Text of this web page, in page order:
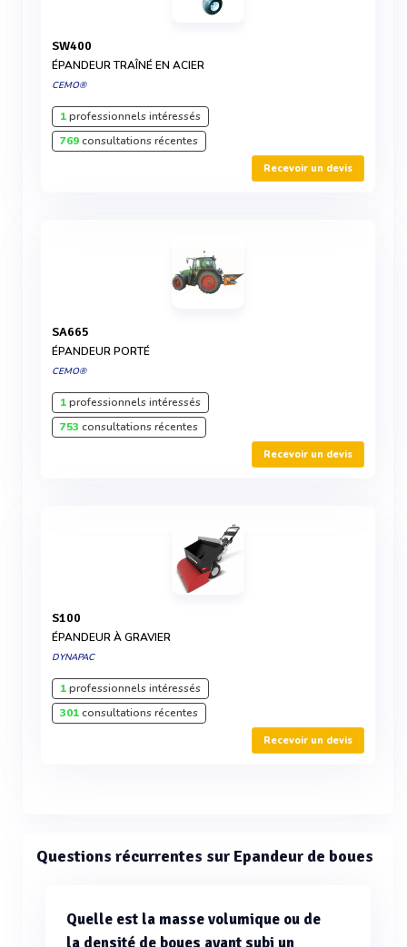
SW400
ÉPANDEUR TRAÎNÉ EN ACIER
CEMO®
1professionnels intéressés
769consultations récentes
Recevoir un devis
SA665
ÉPANDEUR PORTÉ
CEMO®
1professionnels intéressés
753 consultations récentes
Recevoir un devis
S100
ÉPANDEUR À GRAVIER
DYNAPAC
1professionnels intéressés
301consultations récentes
Recevoir un devis
Questions récurrentes sur Epandeur de boues
Quelle est la masse volumique ou de
la densité de boues ayant subi un